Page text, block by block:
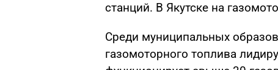
станций. В Якутске на
Среди муниципальных
газомоторного топлива